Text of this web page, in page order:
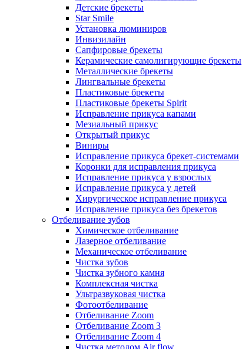
Детские брекеты
Star Smile
Установка люминиров
Инвизилайн
Сапфировые брекеты
Керамические самолигирующие брекеты
Металлические брекеты
Лингвальные брекеты
Пластиковые брекеты
Пластиковые брекеты Spirit
Исправление прикуса капами
Мезиальный прикус
Открытый прикус
Виниры
Исправление прикуса брекет-системами
Коронки для исправления прикуса
Исправление прикуса у взрослых
Исправление прикуса у детей
Хирургическое исправление прикуса
Исправление прикуса без брекетов
Отбеливание зубов
Химическое отбеливание
Лазерное отбеливание
Механическое отбеливание
Чистка зубов
Чистка зубного камня
Комплексная чистка
Ультразвуковая чистка
Фотоотбеливание
Отбеливание Zoom
Отбеливание Zoom 3
Отбеливание Zoom 4